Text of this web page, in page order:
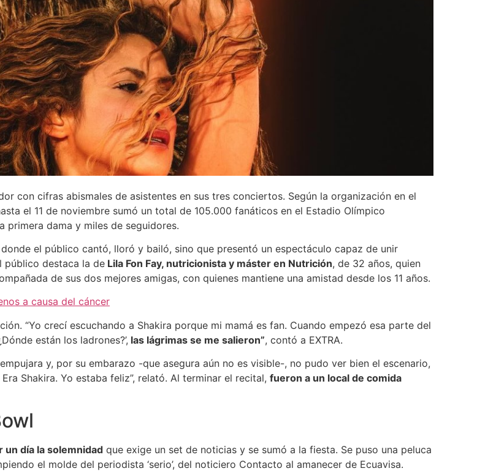
con cifras abismales de asistentes en sus tres conciertos. Según la organización en el
el 11 de noviembre sumó un total de 105.000 fanáticos en el Estadio Olímpico
primera dama y miles de seguidores.
el público cantó, lloró y bailó, sino que presentó un espectáculo capaz de unir
público destaca la de Lila Fon Fay, nutricionista y máster en Nutrición, de 32 años, quien
de sus dos mejores amigas, con quienes mantiene una amistad desde los 11 años.
a causa del cáncer
“Yo crecí escuchando a Shakira porque mi mamá es fan. Cuando empezó esa parte del
están los ladrones?’, las lágrimas se me salieron”, contó a EXTRA.
y, por su embarazo -que asegura aún no es visible-, no pudo ver bien el escenario,
Shakira. Yo estaba feliz”, relató. Al terminar el recital, fueron a un local de comida
un día la solemnidad que exige un set de noticias y se sumó a la fiesta. Se puso una peluca
el molde del periodista ‘serio’, del noticiero Contacto al amanecer de Ecuavisa.